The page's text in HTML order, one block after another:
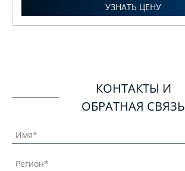
УЗНАТЬ ЦЕНУ
КОНТАКТЫ И
ОБРАТНАЯ СВЯЗЬ